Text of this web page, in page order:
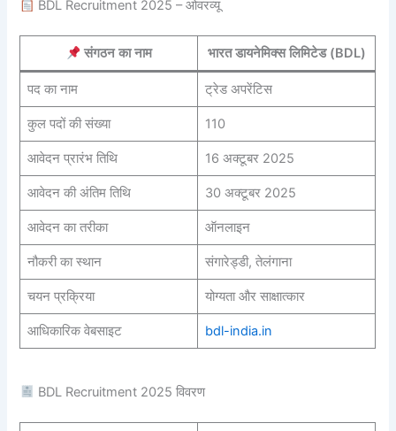
BDL Recruitment 2025 – ओवरव्यू
संगठन का नाम भारत डायनेमिक्स लिमिटेड (BDL)
पद का नाम ट्रेड अपरेंटिस
कुल पदों की संख्या 110
आवेदन प्रारंभ तिथि 16 अक्टूबर 2025
आवेदन की अंतिम तिथि 30 अक्टूबर 2025
आवेदन का तरीका ऑनलाइन
नौकरी का स्थान संगारेड्डी, तेलंगाना
चयन प्रक्रिया योग्यता और साक्षात्कार
आधिकारिक वेबसाइट bdl-india.in
BDL Recruitment 2025 विवरण